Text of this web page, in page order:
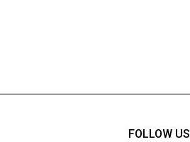
FOLLOW US